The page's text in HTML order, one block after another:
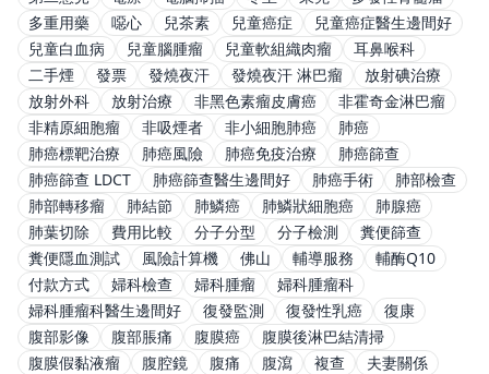
多重用藥
噁心 兒茶素 兒童癌症
兒童癌症醫生邊間好
兒童白血病
兒童腦腫瘤 兒童軟組織肉瘤
耳鼻喉科
二手煙
發票 發燒夜汗 發燒夜汗 淋巴瘤
放射碘治療
放射外科
放射治療 非黑色素瘤皮膚癌
非霍奇金淋巴瘤
非精原細胞瘤
非吸煙者 非小細胞肺癌
肺癌
肺癌標靶治療
肺癌風險 肺癌免疫治療
肺癌篩查
肺癌篩查 LDCT
肺癌篩查醫生邊間好 肺癌手術
肺部檢查
肺部轉移瘤
肺結節 肺鱗癌 肺鱗狀細胞癌
肺腺癌
肺葉切除
費用比較 分子分型 分子檢測
糞便篩查
糞便隱血測試
風險計算機 佛山 輔導服務
輔酶Q10
付款方式
婦科檢查 婦科腫瘤
婦科腫瘤科
婦科腫瘤科醫生邊間好
復發監測 復發性乳癌
復康
腹部影像
腹部脹痛 腹膜癌
腹膜後淋巴結清掃
腹膜假黏液瘤
腹腔鏡 腹痛 腹瀉 複查
夫妻關係